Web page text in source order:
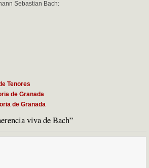
Sebastian Bach:
Tenores
de Granada
de Granada
viva de Bach”